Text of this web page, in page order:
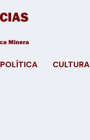
POLÍTICA CULTURA